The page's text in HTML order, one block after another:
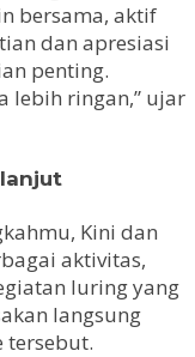
bersama, aktif
dan apresiasi
penting.
lebih ringan,” ujar
Kini dan
aktivitas,
luring yang
langsung
tersebut.